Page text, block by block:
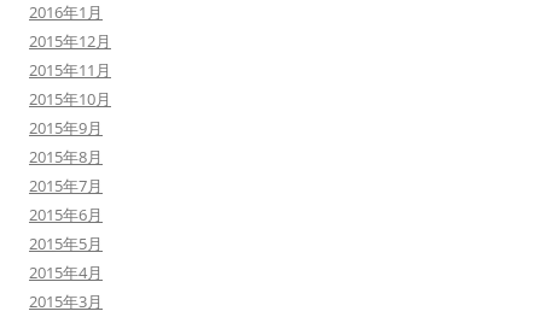
2016年1月
2015年12月
2015年11月
2015年10月
2015年9月
2015年8月
2015年7月
2015年6月
2015年5月
2015年4月
2015年3月